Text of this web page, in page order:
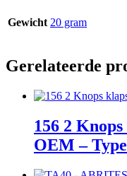
Gewicht 20 gram
Gerelateerde
156 2
OEM –